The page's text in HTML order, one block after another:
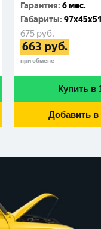
Гарантия:6 мес.
Габариты:
675руб.
663 руб.
при обмене
Купить в
Добавить в